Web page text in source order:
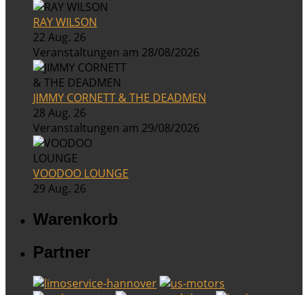
RAY WILSON
22 Aug. 26
Veranstaltungen am 28/08/2026
JIMMY CORNETT & THE DEADMEN
28 Aug. 26
Veranstaltungen am 29/08/2026
VOODOO LOUNGE
29 Aug. 26
Warenkorb
Partner